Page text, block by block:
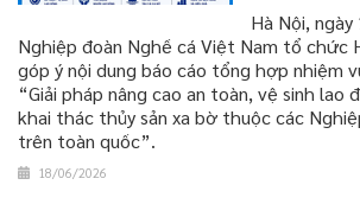
Hà Nội,
Nghiệp đoàn Nghề cá Việt Nam tổ chức
góp ý nội dung báo cáo tổng hợp nhiệm
“Giải pháp nâng cao an toàn, vệ sinh lao
khai thác thủy sản xa bờ thuộc các
trên toàn quốc”.
18/06/2026